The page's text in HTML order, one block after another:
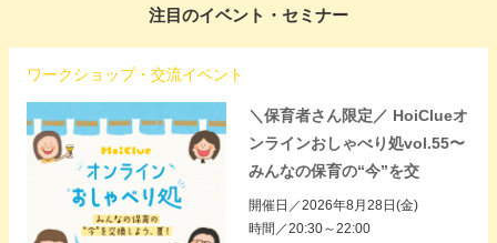
注目のイベント・セミナー
ワークショップ・交流イベント
＼保育者さん限定／ HoiClueオ
ンラインおしゃべり処vol.55〜
みんなの保育の“今”を交
開催日／2026年8月28日(金)
時間／20:30～22:00